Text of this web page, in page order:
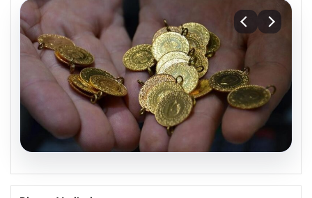
05.08.2026
14 Nisan 2026 Altın Fiyatları Güncel